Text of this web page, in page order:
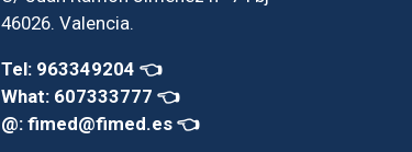
46026. Valencia.
Tel: 963349204 👈
What: 607333777 👈
@: fimed@fimed.es 👈